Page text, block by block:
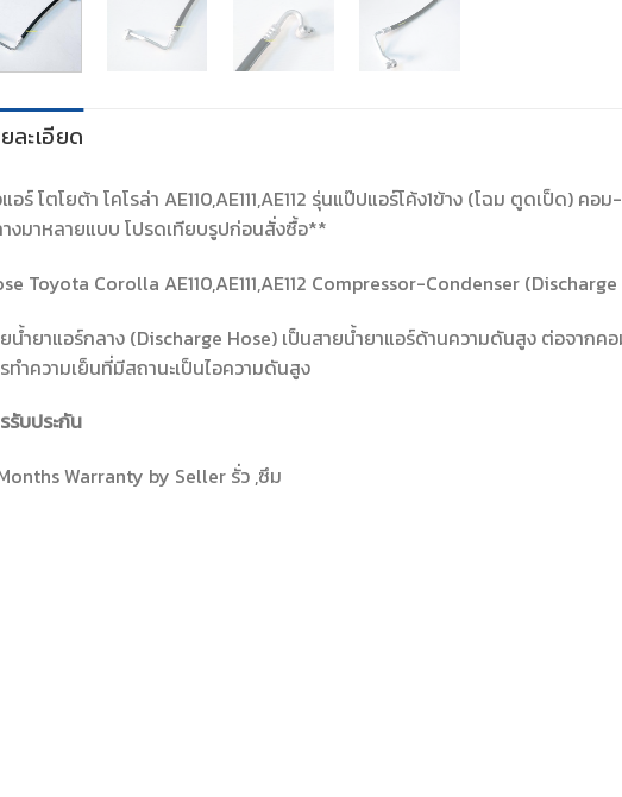
ละเอียด
อร์ โตโยต้า โคโรล่า AE110,AE111,AE112 รุ่นแป๊ปแอร์โค้ง1ข้าง (โฉม ตูดเป็ด) คอ
งมาหลายแบบ โปรดเทียบรูปก่อนสั่งซื้อ**
Toyota Corolla AE110,AE111,AE112 Compressor-Condenser
น้ำยาแอร์กลาง (Discharge Hose) เป็นสายน้ำยาแอร์ด้านความดันสูง ต่อจากค
ทำความเย็นที่มีสถานะเป็นไอความดันสูง
รับประกัน
Warranty by Seller รั่ว ,ซึม